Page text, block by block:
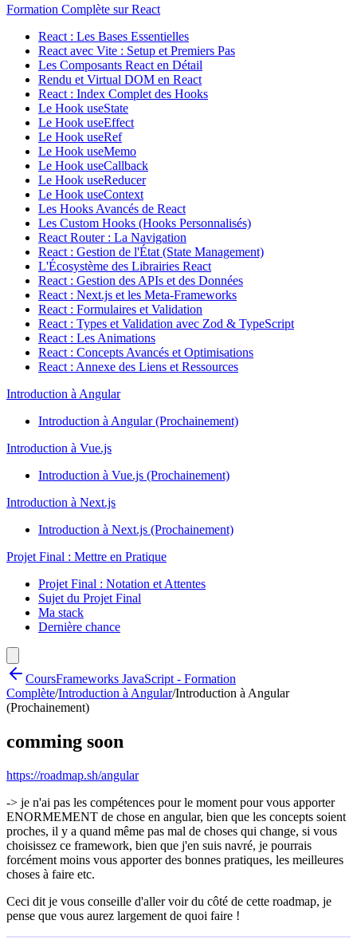
Formation Complète sur React
React : Les Bases Essentielles
React avec Vite : Setup et Premiers Pas
Les Composants React en Détail
Rendu et Virtual DOM en React
React : Index Complet des Hooks
Le Hook useState
Le Hook useEffect
Le Hook useRef
Le Hook useMemo
Le Hook useCallback
Le Hook useReducer
Le Hook useContext
Les Hooks Avancés de React
Les Custom Hooks (Hooks Personnalisés)
React Router : La Navigation
React : Gestion de l'État (State Management)
L'Écosystème des Librairies React
React : Gestion des APIs et des Données
React : Next.js et les Meta-Frameworks
React : Formulaires et Validation
React : Types et Validation avec Zod & TypeScript
React : Les Animations
React : Concepts Avancés et Optimisations
React : Annexe des Liens et Ressources
Introduction à Angular
Introduction à Angular (Prochainement)
Introduction à Vue.js
Introduction à Vue.js (Prochainement)
Introduction à Next.js
Introduction à Next.js (Prochainement)
Projet Final : Mettre en Pratique
Projet Final : Notation et Attentes
Sujet du Projet Final
Ma stack
Dernière chance
CoursFrameworks JavaScript - Formation
Complète/Introduction à Angular/Introduction à Angular
(Prochainement)
comming soon
https://roadmap.sh/angular
-> je n'ai pas les compétences pour le moment pour vous apporter
ENORMEMENT de chose en angular, bien que les concepts soient
proches, il y a quand même pas mal de choses qui change, si vous
choisissez ce framework, bien que j'en suis navré, je pourrais
forcément moins vous apporter des bonnes pratiques, les meilleures
choses à faire etc.
Ceci dit je vous conseille d'aller voir du côté de cette roadmap, je
pense que vous aurez largement de quoi faire !